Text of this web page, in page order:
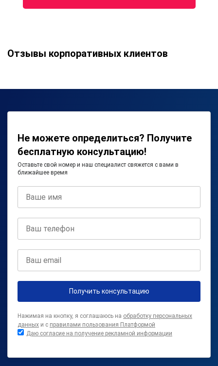
Отзывы корпоративных клиентов
Не можете определиться? Получите
бесплатную консультацию!
Оставьте свой номер и наш специалист свяжется с вами в
ближайшее время
Получить консультацию
Нажимая на кнопку, я соглашаюсь на обработку персональных
данных и с правилами пользования Платформой
Даю согласие на получение рекламной информации